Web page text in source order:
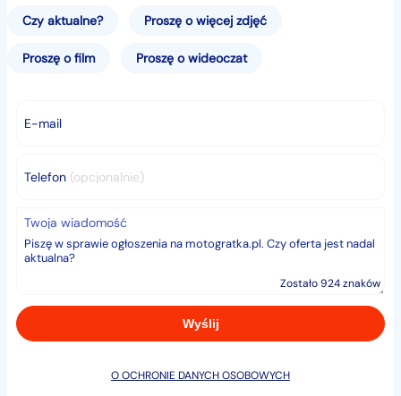
Czy aktualne? Proszę o więcej zdjęć
Proszę o film Proszę o wideoczat
E-mail
Telefon (opcjonalnie)
Twoja wiadomość
Zostało 924 znaków
O OCHRONIE DANYCH OSOBOWYCH